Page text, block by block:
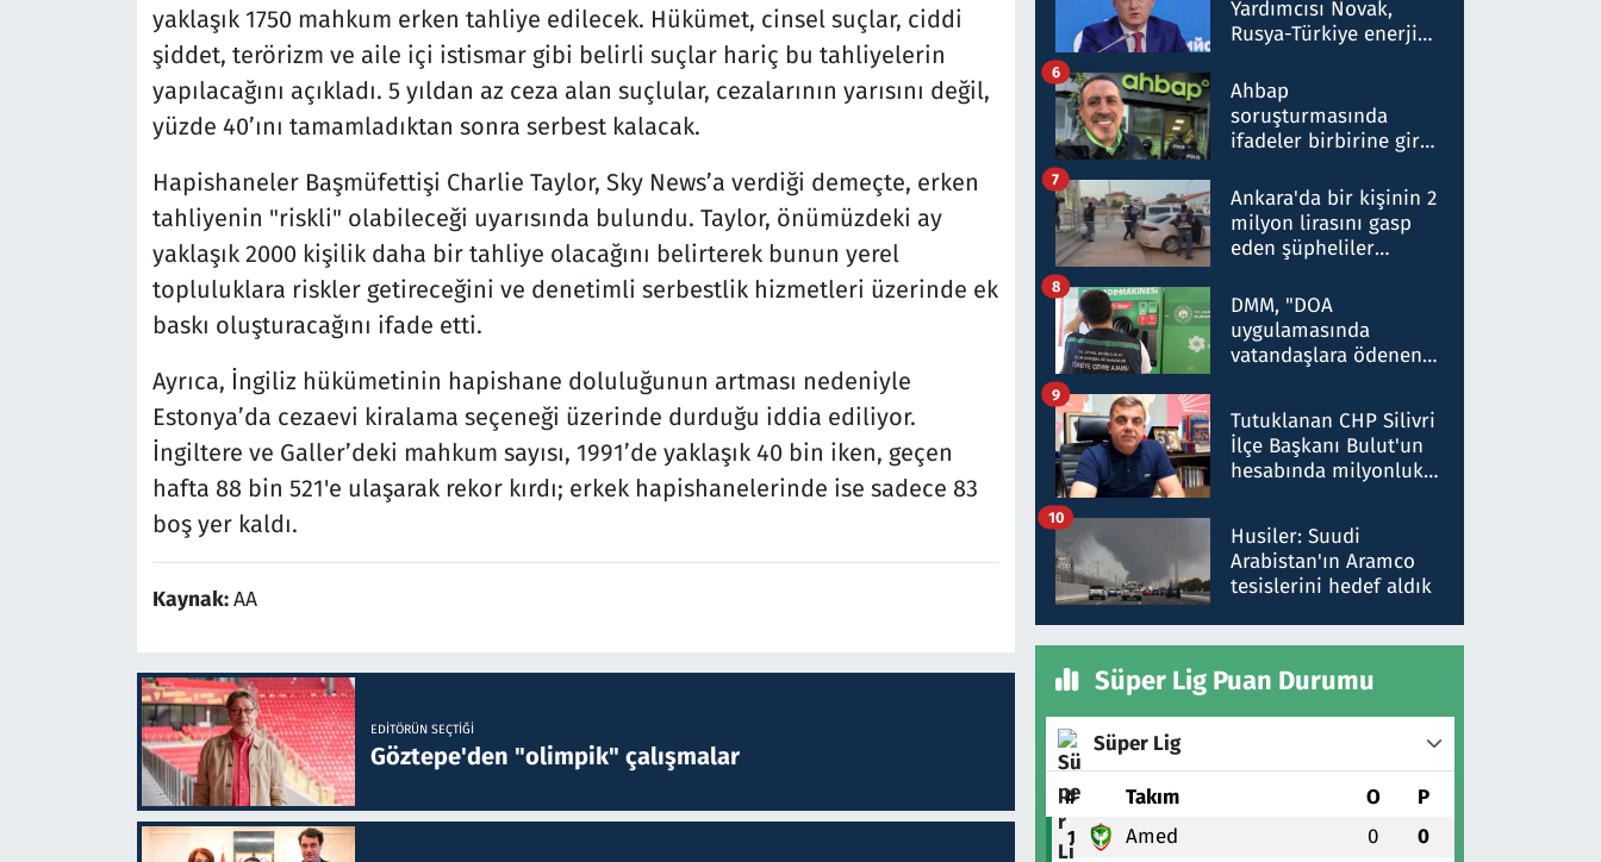
yaklaşık 1750 mahkum erken tahliye edilecek. Hükümet, cinsel suçlar, ciddi
şiddet, terörizm ve aile içi istismar gibi belirli suçlar hariç bu tahliyelerin
yapılacağını açıkladı. 5 yıldan az ceza alan suçlular, cezalarının yarısını değil,
yüzde 40’ını tamamladıktan sonra serbest kalacak.
Hapishaneler Başmüfettişi Charlie Taylor, Sky News’a verdiği demeçte, erken
tahliyenin "riskli" olabileceği uyarısında bulundu. Taylor, önümüzdeki ay
yaklaşık 2000 kişilik daha bir tahliye olacağını belirterek bunun yerel
topluluklara riskler getireceğini ve denetimli serbestlik hizmetleri üzerinde ek
baskı oluşturacağını ifade etti.
Ayrıca, İngiliz hükümetinin hapishane doluluğunun artması nedeniyle
Estonya’da cezaevi kiralama seçeneği üzerinde durduğu iddia ediliyor.
İngiltere ve Galler’deki mahkum sayısı, 1991’de yaklaşık 40 bin iken, geçen
hafta 88 bin 521'e ulaşarak rekor kırdı; erkek hapishanelerinde ise sadece 83
boş yer kaldı.
Kaynak:AA
EDITÖRÜN SEÇTIĞI
Göztepe'den "olimpik" çalışmalar
Yardımcısı Novak,
Rusya-Türkiye enerji
nitelikte olduğunu
belirtti
Ahbap
soruşturmasında
ifadeler birbirine girdi:
ifadelerinden ortaya
çıkan tablo şok etti
6
Ankara'da bir kişinin 2
milyon lirasını gasp
eden şüpheliler
7
DMM, "DOA
uygulamasında
vatandaşlara ödenen
düşürüldüğü" iddiasını
yalanladı
8
Tutuklanan CHP Silivri
İlçe Başkanı Bulut'un
hesabında milyonluk
talimat verdi, ben
gönderdim
9
Husiler: Suudi
Arabistan'ın Aramco
tesislerini hedef aldık
10
Süper Lig Puan Durumu
Süper Lig
# Takım O P
1 Amed 0 0